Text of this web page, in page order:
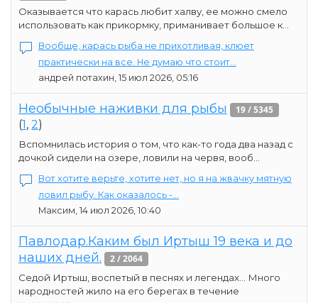
Оказывается что карась любит халву, ее можно смело
использовать как прикормку, приманивает большое к...
Вообще, карась рыба не прихотливая, клюет
практически на все. Не думаю что стоит...
андрей потахин, 15 июл 2026, 05:16
Необычные наживки для рыбы 19 / 5345
(1 , 2)
Вспомнилась история о том, что как-то года два назад с
дочкой сидели на озере, ловили на червя, вооб...
Вот хотите верьте, хотите нет, но я на жвачку мятную
ловил рыбу. Как оказалось -...
Максим, 14 июл 2026, 10:40
Павлодар.Каким был Иртыш 19 века и до
наших дней.
2 / 2064
Седой Иртыш, воспетый в песнях и легендах… Много
народностей жило на его берегах в течение